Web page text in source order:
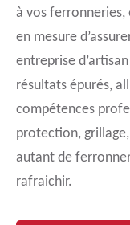
à vos ferronneries,
en mesure
entreprise
résultats épurés,
compétences
protection,
autant de
rafraichir.